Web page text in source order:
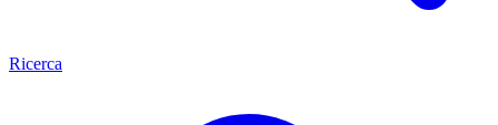
Ricerca